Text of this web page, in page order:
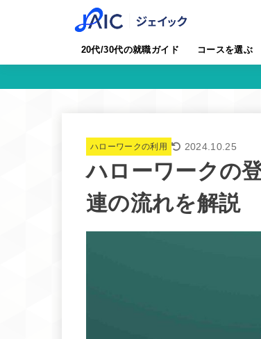
20代/30代の就職ガイド コースを選ぶ
ハローワークの利用 2024.10.25
ハローワークの
連の流れを解説